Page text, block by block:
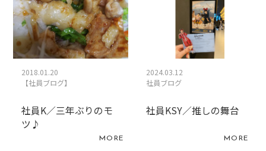
2018.01.20
【社員ブログ】
社員K／三年ぶりのモ
ツ♪
MORE
2024.03.12
社員ブログ
社員KSY／推しの舞台
MORE